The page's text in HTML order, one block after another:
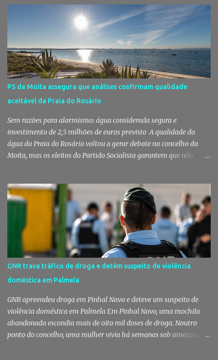
decorreu com total transparência, cumpriu todas as exigências
legais e apenas avançou para ajuste direto depois de três
concursos públicos terem ficado desertos. Município responde às
dúvidas sobre a adjudicação da nova escola A Câmara Municipal
do Montijo veio a público responder às dúvidas levantadas em
torno da adjudicação da construção do futuro Centro Escolar de
Pegões, uma empreitada de cerca de 4,8 milhões de euros que
ganhou destaque após uma notícia publicada pelo Página UM. O
jornal questionou, entre outros aspetos, o recurso ao ajuste direto
e a escolha da empresa adjudicatária, uma socied...
PS da Moita assegura que análises confirmam qualidade
aceitável da Praia do Rosário
Sem razões para alarmismo: água considerada segura e
investimento de 2,5 milhões de euros previsto A qualidade da
água da Praia do Rosário voltou a gerar debate no concelho da
Moita, mas os eleitos do Partido Socialista garantem que não
classificação de "Qualidade Aceitável", - posição validada pela a
Agência Portuguesa do Ambiente a 29 de Julho - acusam
algumas informações de criarem preocupações injustificadas e
reforçam que a valorização daquele espaço passa por um
investimento de cerca de 2,5 milhões de euros previsto pela
Câmara Municipal. A praia é um dos espaços naturais mais
emblemáticos da Moita A reação surge depois de terem sido
divulgadas informações que levantaram dúvidas sobre as
condições da Praia do Rosário, levando os eleitos do Partido
Socialista na Câmara Municipal e Assembleia Municipal da Moita,
bem como na União das Freguesias de Gaio-R...
GNR trava tráfico de droga e detém suspeito de violência
doméstica em Palmela
GNR apreendeu droga em Pinhal Novo e deteve um suspeito de
violência doméstica em Palmela Em Pinhal Novo, uma mochila
abandonada escondia mais de oito mil doses de droga. Noutro
ponto do concelho, uma mulher vivia há semanas sob ameaças